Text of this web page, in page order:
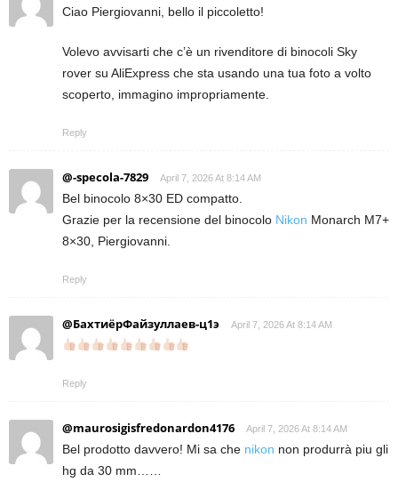
Ciao Piergiovanni, bello il piccoletto!
Volevo avvisarti che c’è un rivenditore di binocoli Sky
rover su AliExpress che sta usando una tua foto a volto
scoperto, immagino impropriamente.
Reply
@-specola-7829 April 7, 2026 At 8:14 AM
Bel binocolo 8×30 ED compatto.
Grazie per la recensione del binocolo Nikon Monarch M7+
8×30, Piergiovanni.
Reply
@БахтиёрФайзуллаев-ц1э April 7, 2026 At 8:14 AM
Reply
@maurosigisfredonardon4176 April 7, 2026 At 8:14 AM
Bel prodotto davvero! Mi sa che nikon non produrrà piu gli
hg da 30 mm……